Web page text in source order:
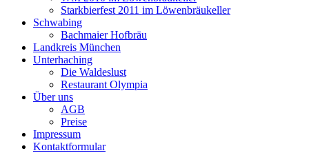
Starkbierfest 2011 im Löwenbräukeller
Schwabing
Bachmaier Hofbräu
Landkreis München
Unterhaching
Die Waldeslust
Restaurant Olympia
Über uns
AGB
Preise
Impressum
Kontaktformular